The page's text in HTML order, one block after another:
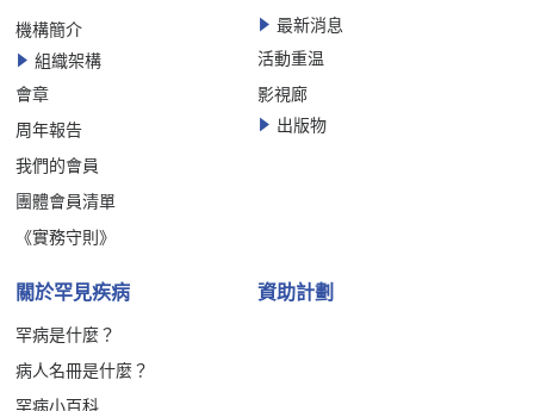
機構簡介
組織架構
會章
周年報告
我們的會員
團體會員清單
《實務守則》
最新消息
活動重温
影視廊
出版物
關於罕見疾病
罕病是什麼？
病人名冊是什麼？
罕病小百科
資助計劃